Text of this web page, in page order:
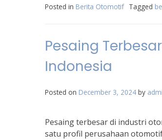
Posted in Berita Otomotif Tagged
Pesaing
Indonesia
Posted on December 3, 2024 by
Pesaing terbesar di industri
satu profil perusahaan